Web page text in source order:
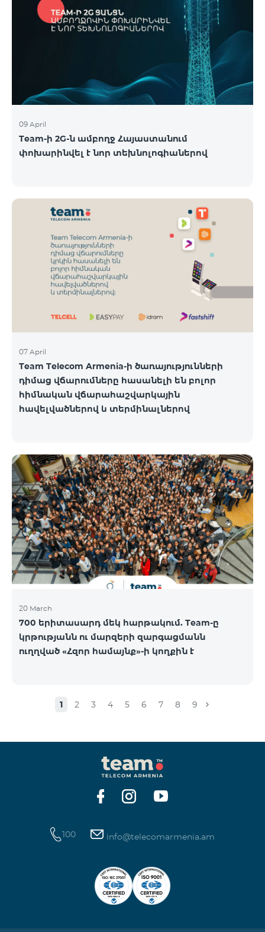
09 April
Team-ի 2G-ն ամբողջ Հայաստանում
փոխարինվել է նոր տեխնոլոգիաներով
07 April
Team Telecom Armenia-ի ծառայությունների
դիմաց վճարումները հասանելի են բոլոր
հիմնական վճարահաշվարկային
հավելվածներով և տերմինալներով
20 March
700 երիտասարդ մեկ հարթակում. Team-ը
կրթությանն ու մարզերի զարգացմանն
ուղղված «Հզոր համայնք»-ի կողքին է
1 2 3 4 5 6 7 8 9
100 info@telecomarmenia.am